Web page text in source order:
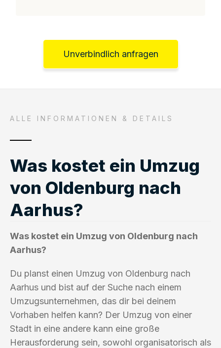
Unverbindlich anfragen
ALLE INFORMATIONEN & DETAILS
Was kostet ein Umzug
von Oldenburg nach
Aarhus?
Was kostet ein Umzug von Oldenburg nach
Aarhus?
Du planst einen Umzug von Oldenburg nach
Aarhus und bist auf der Suche nach einem
Umzugsunternehmen, das dir bei deinem
Vorhaben helfen kann? Der Umzug von einer
Stadt in eine andere kann eine große
Herausforderung sein, sowohl organisatorisch als